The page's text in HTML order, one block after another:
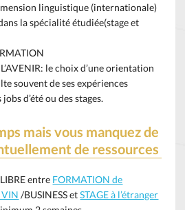
linguistique (internationale)
la spécialité étudiée(stage et
L’AVENIR: le choix d’une orientation
souvent de ses expériences
d’été ou des stages.
mais vous manquez de
de ressources
entre FORMATION de
VIN /BUSINESS etSTAGE à l’étranger